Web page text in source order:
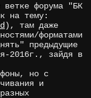
форума "БК
на тему:
), там даже
форматами
предыдущие
2016г., зайдя в
но с
и